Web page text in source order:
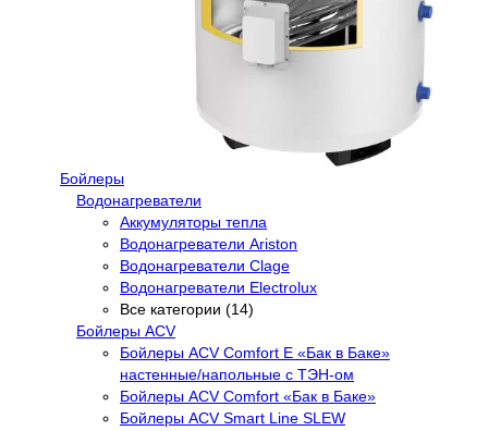
Бойлеры
Водонагреватели
Аккумуляторы тепла
Водонагреватели Ariston
Водонагреватели Clage
Водонагреватели Electrolux
Все категории (14)
Бойлеры ACV
Бойлеры ACV Comfort E «Бак в Баке»
настенные/напольные c ТЭН-ом
Бойлеры ACV Comfort «Бак в Баке»
Бойлеры ACV Smart Line SLEW